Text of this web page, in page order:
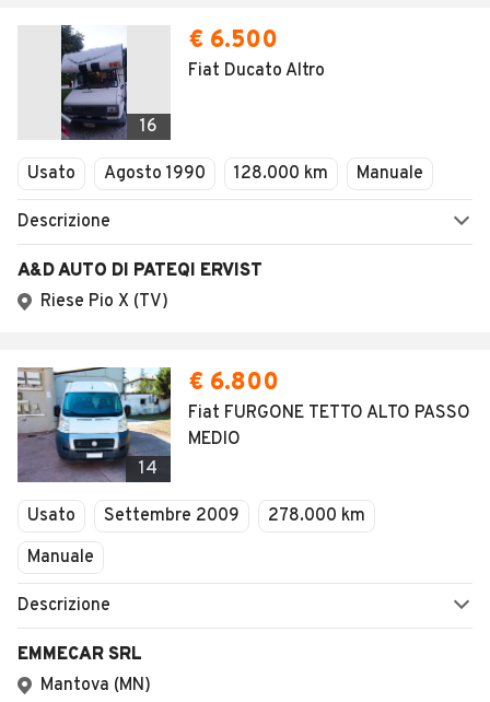
16
€ 6.500
Fiat Ducato Altro
Usato Agosto 1990 128.000 km Manuale
Descrizione
A&D AUTO DI PATEQI ERVIST
Riese Pio X (TV)
14
€ 6.800
Fiat FURGONE TETTO ALTO PASSO
MEDIO
Usato Settembre 2009
278.000 km
Manuale
Descrizione
EMMECAR SRL
Mantova (MN)